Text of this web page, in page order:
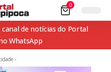
0
de notícias do Portal
WhatsApp
-